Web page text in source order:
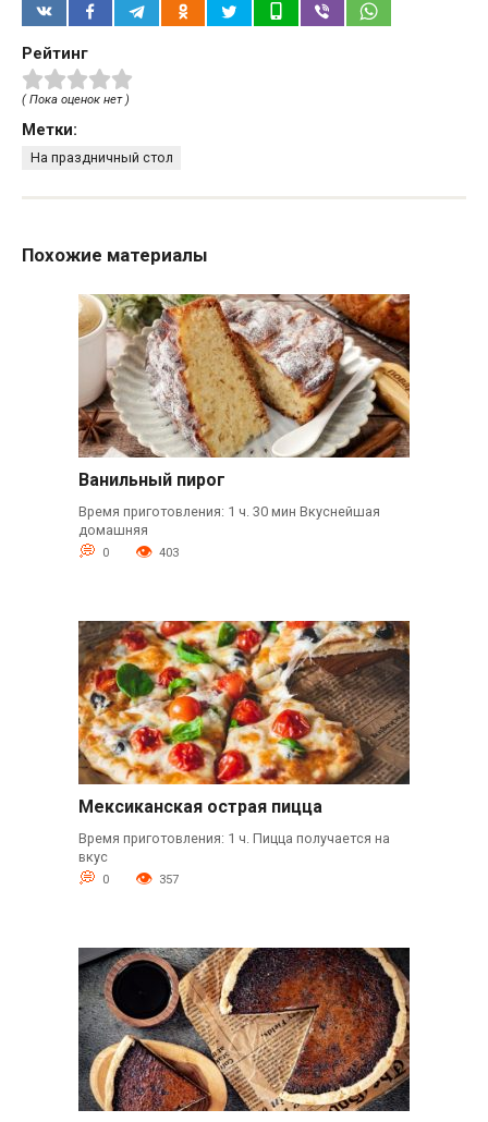
Рейтинг
( Пока оценок нет )
Метки:
На праздничный стол
Похожие материалы
Ванильный пирог
Время приготовления: 1 ч. 30 мин Вкуснейшая
домашняя
0 403
Мексиканская острая пицца
Время приготовления: 1 ч. Пицца получается на
вкус
0 357